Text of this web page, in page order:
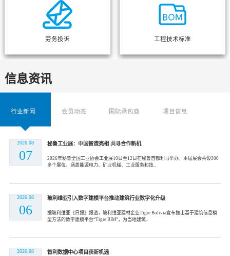
劳务投诉 工程技术标准
信息资讯
行业新闻 会员动态 国际承包商 项目信息
2026.08
07
秘鲁工业展：中国智造亮相 共寻合作新机
2026年秘鲁全国工业协会工业展10日至12日在秘鲁首都利马举办。本届展会共设300
多个展位，涵盖能源电力、矿业机械、工业服务和技..
2026.08
06
玻利维亚引入数字建模平台推动建筑行业数字化升级
据玻利维亚《日报》报道，玻利维亚建材企业Tigre Bolivia宣布推出基于建筑信息模
型方法的数字建模平台“Tigre BIM”，为当地建筑..
2026.08 智利数据中心项目获新机遇